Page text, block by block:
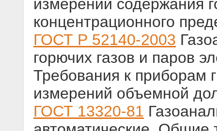
измерений содержания
концентрационного
ГОСТ Р 52140-2003
горючих газов и паров
Требования к приборам
измерений объемной
ГОСТ 13320-81